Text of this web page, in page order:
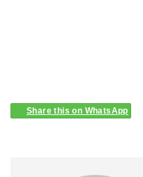
Share this on WhatsApp